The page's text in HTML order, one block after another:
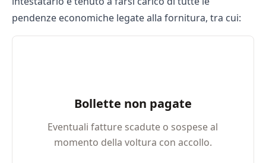
pendenze economiche legate alla fornitura, tra cui:
Bollette non pagate
Eventuali fatture scadute o sospese al
momento della voltura con accollo.